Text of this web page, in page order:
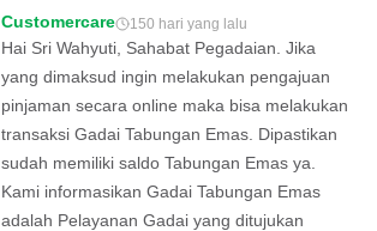
Customercare 150 hari yang lalu
Hai Sri Wahyuti, Sahabat Pegadaian. Jika
yang dimaksud ingin melakukan pengajuan
pinjaman secara online maka bisa melakukan
transaksi Gadai Tabungan Emas. Dipastikan
sudah memiliki saldo Tabungan Emas ya.
Kami informasikan Gadai Tabungan Emas
adalah Pelayanan Gadai yang ditujukan